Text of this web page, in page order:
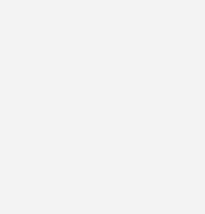
und warum ist es
Anwendungen
um spezielle Events oder
fehlerhafte Situationen zu
bei Schwierigkeiten die
nachvollzogen werden kann.
der Entwickler, wie
sind. Es gibt für die meisten
Logging-Frameworks, die
Log-Formate sorgen. Dies ist